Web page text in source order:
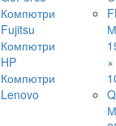
Компютри
Fujitsu
Компютри
HP
Компютри
Lenovo
×